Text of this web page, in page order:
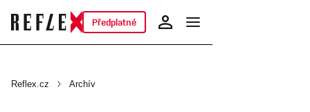
Předplatné
Reflex.cz Archív